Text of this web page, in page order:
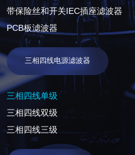
带保险丝和开关IEC插座滤波器
PCB板滤波器
三相四线电源滤波器
三相四线单级
三相四线双级
三相四线三级